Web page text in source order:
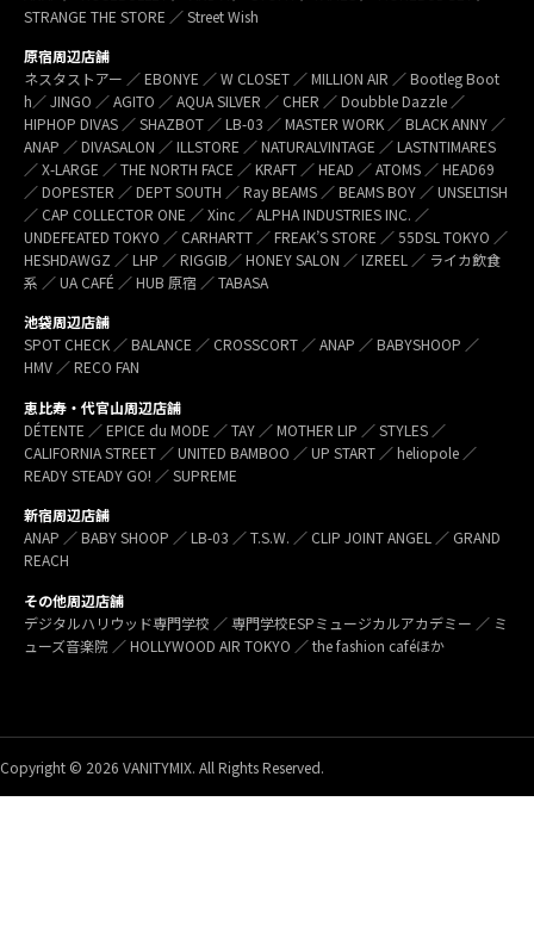
STRANGE THE STORE ／ Street Wish
原宿周辺店舗
ネスタストアー ／ EBONYE ／ W CLOSET ／ MILLION AIR ／ Bootleg Boot
h／ JINGO ／ AGITO ／ AQUA SILVER ／ CHER ／ Doubble Dazzle ／
HIPHOP DIVAS ／ SHAZBOT ／ LB-03 ／ MASTER WORK ／ BLACK ANNY ／
ANAP ／ DIVASALON ／ ILLSTORE ／ NATURALVINTAGE ／ LASTNTIMARES
／ X-LARGE ／ THE NORTH FACE ／ KRAFT ／ HEAD ／ ATOMS ／ HEAD69
／ DOPESTER ／ DEPT SOUTH ／ Ray BEAMS ／ BEAMS BOY ／ UNSELTISH
／ CAP COLLECTOR ONE ／ Xinc ／ ALPHA INDUSTRIES INC. ／
UNDEFEATED TOKYO ／ CARHARTT ／ FREAK’S STORE ／ 55DSL TOKYO ／
HESHDAWGZ ／ LHP ／ RIGGIB／ HONEY SALON ／ IZREEL ／ ライカ飲食
系 ／ UA CAFÉ ／ HUB 原宿 ／ TABASA
池袋周辺店舗
SPOT CHECK ／ BALANCE ／ CROSSCORT ／ ANAP ／ BABYSHOOP ／
HMV ／ RECO FAN
恵比寿・代官山周辺店舗
DÉTENTE ／ EPICE du MODE ／ TAY ／ MOTHER LIP ／ STYLES ／
CALIFORNIA STREET ／ UNITED BAMBOO ／ UP START ／ heliopole ／
READY STEADY GO! ／ SUPREME
新宿周辺店舗
ANAP ／ BABY SHOOP ／ LB-03 ／ T.S.W. ／ CLIP JOINT ANGEL ／ GRAND
REACH
その他周辺店舗
デジタルハリウッド専門学校 ／ 専門学校ESPミュージカルアカデミー ／ ミ
ューズ音楽院 ／ HOLLYWOOD AIR TOKYO ／ the fashion caféほか
Copyright © 2026 VANITYMIX. All Rights Reserved.